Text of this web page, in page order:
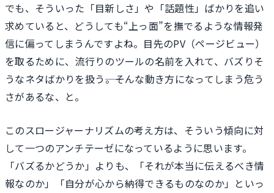
でも、そういった「目新しさ」や「話題性」ばかりを追い
求めていると、どうしても“上っ面”を撫でるような情報発
信に偏ってしまうんですよね。目先のPV（ページビュー）
を取るために、流行りのツールの名前を入れて、バズりそ
うなネタばかりを扱う――。そんな動き方になってしまう危う
さがあるな、と。
このスロージャーナリズムの考え方は、そういう傾向に対
して一つのアンチテーゼになっているように思います。
「バズるかどうか」よりも、「それが本当に伝えるべき情
報なのか」「自分が心から納得できるものなのか」といっ